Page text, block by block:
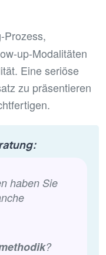
Prozess,
up-Modalitäten
Eine seriöse
zu präsentieren
haben Sie
?